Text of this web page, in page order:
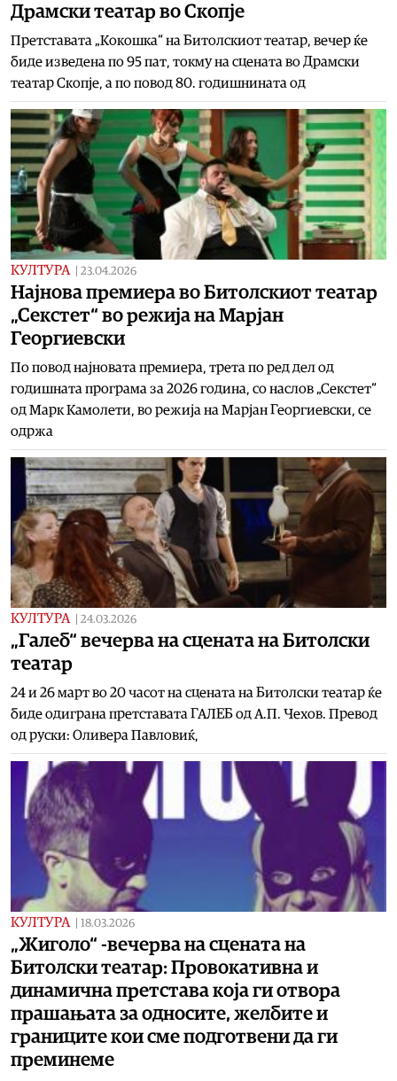
Драмски театар во Скопје
Претставата „Кокошка“ на Битолскиот театар, вечер ќе
биде изведена по 95 пат, токму на сцената во Драмски
театар Скопје, а по повод 80. годишнината од
КУЛТУРА 23.04.2026
Најнова премиера во Битолскиот театар
„Секстет“ во режија на Марјан
Георгиевски
По повод најновата премиера, трета по ред дел од
годишната програма за 2026 година, со наслов „Секстет“
од Марк Камолети, во режија на Марјан Георгиевски, се
одржа
КУЛТУРА 24.03.2026
„Галеб“ вечерва на сцената на Битолски
театар
24 и 26 март во 20 часот на сцената на Битолски театар ќе
биде одиграна претставата ГАЛЕБ од А.П. Чехов. Превод
од руски: Оливера Павловиќ,
КУЛТУРА 18.03.2026
„Жиголо“ -вечерва на сцената на
Битолски театар: Провокативна и
динамична претстава која ги отвора
прашањата за односите, желбите и
границите кои сме подготвени да ги
преминеме